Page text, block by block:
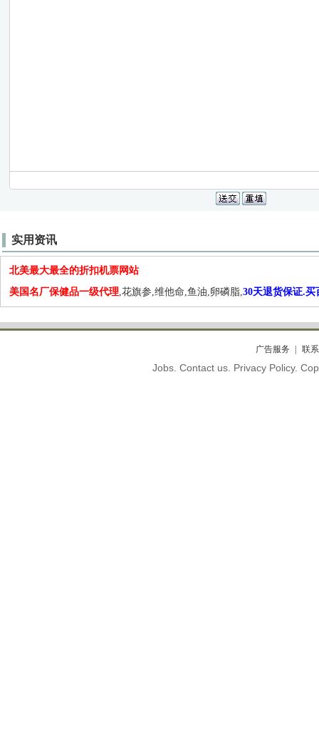
实用资讯
北美最大最全的折扣机票网站
美国名厂保健品一级代理,花旗参,维他命,鱼油,卵磷脂,30天退货保证.买
广告服务 联
Jobs. Contact us. Privacy Policy.